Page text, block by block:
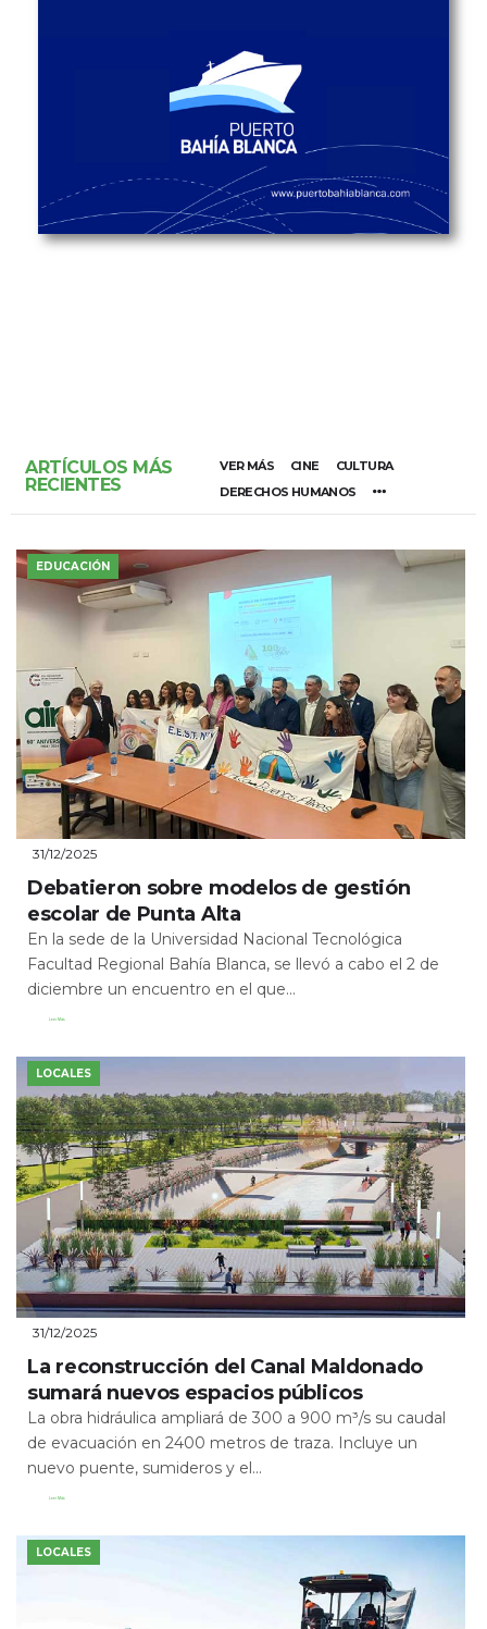
ARTÍCULOS MÁS
RECIENTES
VER MÁS CINE
CULTURA
DERECHOS HUMANOS
EDUCACIÓN
31/12/2025
Debatieron sobre modelos de gestión
escolar de Punta Alta
En la sede de la Universidad Nacional Tecnológica
Facultad Regional Bahía Blanca, se llevó a cabo el 2 de
diciembre un encuentro en el que...
Leer Más
LOCALES
31/12/2025
La reconstrucción del Canal Maldonado
sumará nuevos espacios públicos
La obra hidráulica ampliará de 300 a 900 m³/s su caudal
de evacuación en 2400 metros de traza. Incluye un
nuevo puente, sumideros y el...
Leer Más
LOCALES